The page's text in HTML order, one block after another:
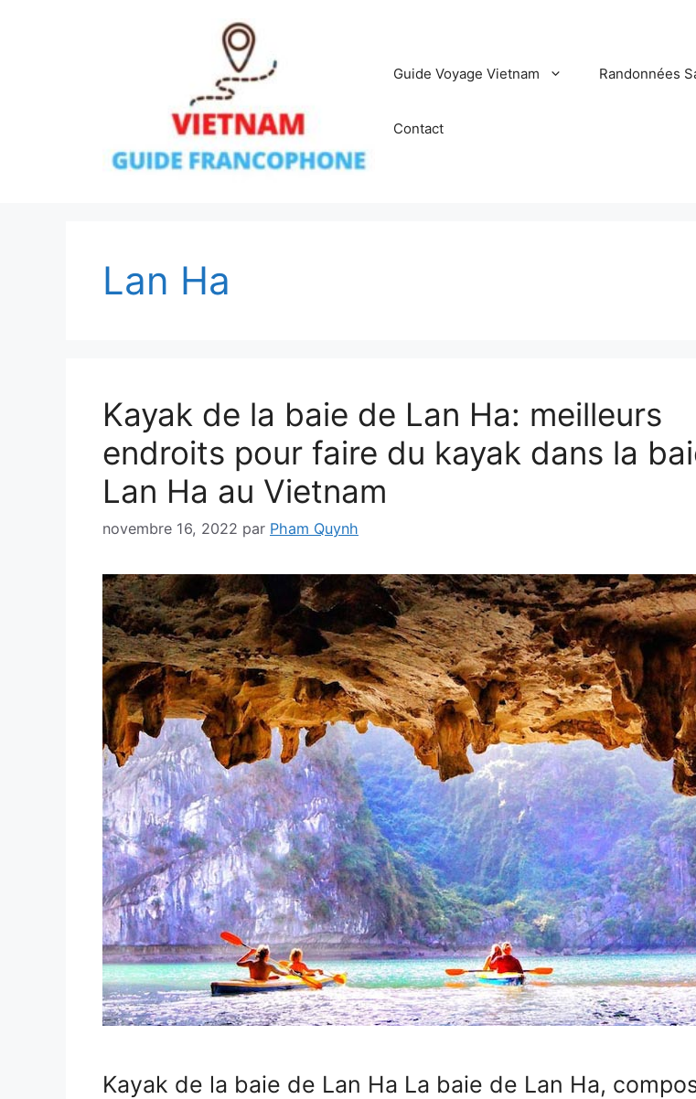
Guide Voyage Vietnam Randonnées
Contact
Lan Ha
Kayak de la baie de Lan Ha: meilleurs
endroits pour faire du kayak dans la
Lan Ha au Vietnam
novembre 16, 2022 par Pham Quynh
Kayak de la baie de Lan Ha La baie de Lan Ha,